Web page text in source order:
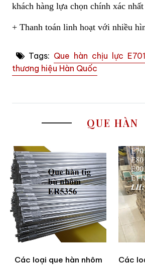
khách hàng lựa chọn chính xác nhất
+ Thanh toán linh hoạt với nhiều
Tags: Que hàn chịu lực
thương hiệu Hàn Quốc
QUE HÀN
Các loại que hàn nhôm
Các